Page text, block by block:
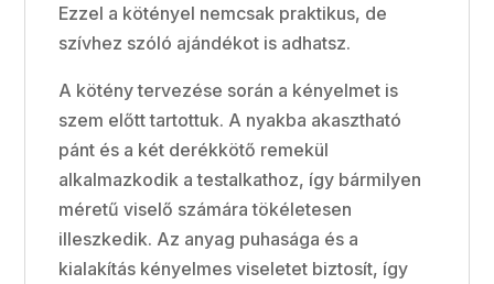
Ezzel a kötényel nemcsak praktikus, de
szívhez szóló ajándékot is adhatsz.
A kötény tervezése során a kényelmet is
szem előtt tartottuk. A nyakba akasztható
pánt és a két derékkötő remekül
alkalmazkodik a testalkathoz, így bármilyen
méretű viselő számára tökéletesen
illeszkedik. Az anyag puhasága és a
kialakítás kényelmes viseletet biztosít, így